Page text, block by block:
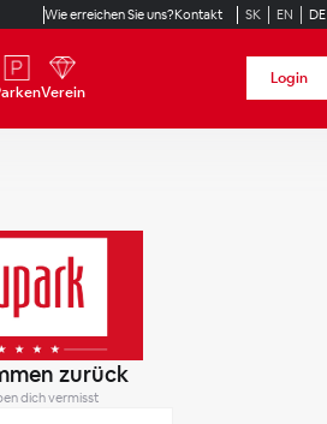
Wie erreichen Sie uns?Kontakt SK EN DE
Verein
Login
zurück
dich vermisst